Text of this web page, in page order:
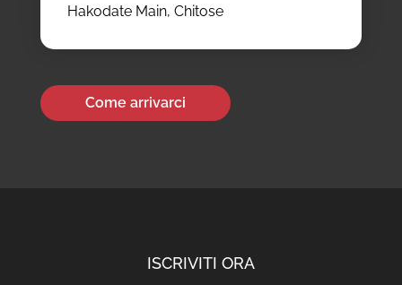
Hakodate Main, Chitose
Come arrivarci
ISCRIVITI ORA